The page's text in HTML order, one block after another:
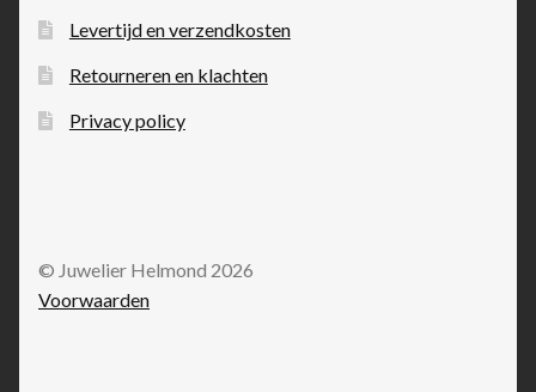
Levertijd en verzendkosten
Retourneren en klachten
Privacy policy
© Juwelier Helmond 2026
Voorwaarden